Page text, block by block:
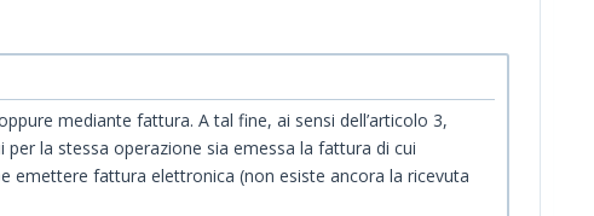
mediante fattura. A tal fine, ai sensi dell’articolo 3,
la stessa operazione sia emessa la fattura di cui
emettere fattura elettronica (non esiste ancora la ricevuta